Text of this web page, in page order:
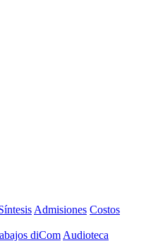
Admisiones Costos
diCom Audioteca